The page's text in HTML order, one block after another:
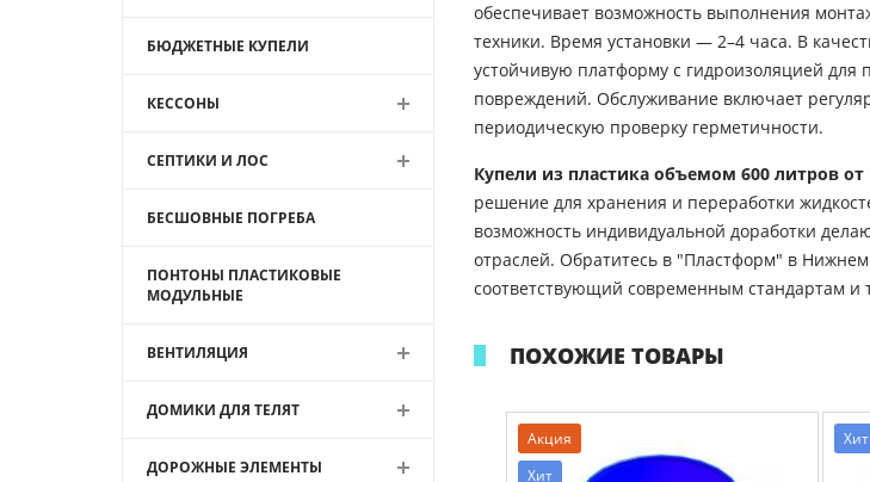
БЮДЖЕТНЫЕ КУПЕЛИ
КЕССОНЫ
СЕПТИКИ И ЛОС
БЕСШОВНЫЕ ПОГРЕБА
ПОНТОНЫ ПЛАСТИКОВЫЕ
МОДУЛЬНЫЕ
ВЕНТИЛЯЦИЯ
ДОМИКИ ДЛЯ ТЕЛЯТ
ДОРОЖНЫЕ ЭЛЕМЕНТЫ
обеспечивает возможность выполнения
техники. Время установки — 2–4 часа. В
устойчивую платформу с гидроизоляцией
повреждений. Обслуживание включает
периодическую проверку герметичности.
Купели из пластика объемом 600 литров
решение для хранения и переработки
возможность индивидуальной доработки
отраслей. Обратитесь в "Пластформ" в
соответствующий современным стандартам и
ПОХОЖИЕ ТОВАРЫ
Хит
Акция
Хит
Хит